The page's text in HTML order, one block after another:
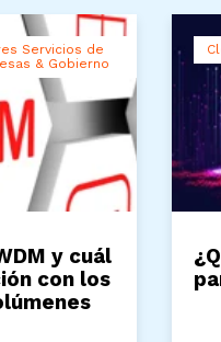
Servicios de
& Gobierno
y cuál
con los